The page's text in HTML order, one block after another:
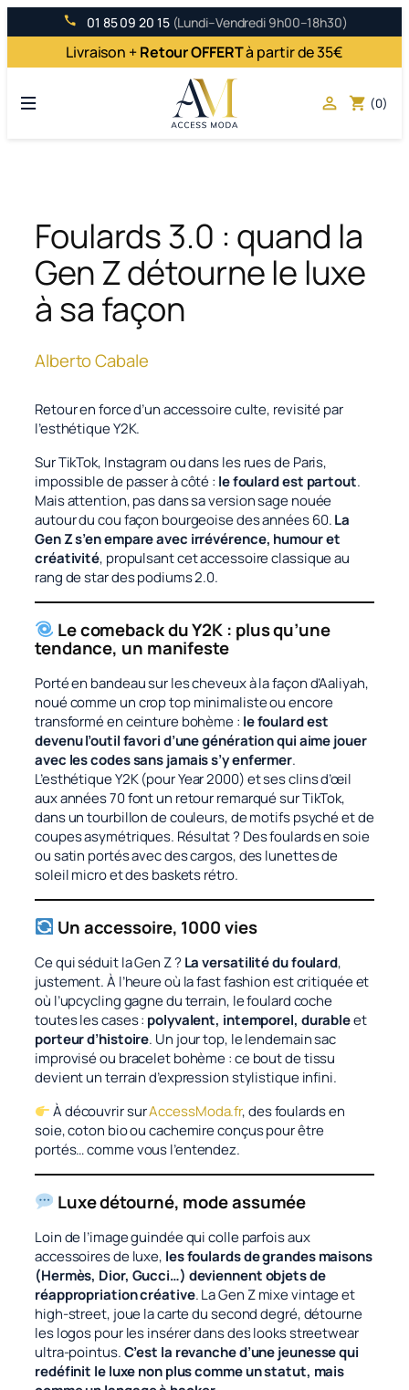
au
contenu
01 85 09 20 15 (Lundi–Vendredi 9h00–18h30)
Livraison +Retour OFFERTà partir de 35€
 shopping_cart (0)
Foulards 3.0 : quand la
Gen Z détourne le luxe
à sa façon
Alberto Cabale
Retour en force d’un accessoire culte, revisité par
l’esthétique Y2K.
Sur TikTok, Instagram ou dans les rues de Paris,
impossible de passer à côté : le foulard est partout.
Mais attention, pas dans sa version sage nouée
autour du cou façon bourgeoise des années 60.La
Gen Z s’en empare avec irrévérence, humour et
créativité, propulsant cet accessoire classique au
rang de star des podiums 2.0.
Le comeback du Y2K : plus qu’une
tendance, un manifeste
Porté en bandeau sur les cheveux à la façon d’Aaliyah,
noué comme un crop top minimaliste ou encore
transformé en ceinture bohème : le foulard est
devenu l’outil favori d’une génération qui aime jouer
avec les codes sans jamais s’y enfermer.
L’esthétique Y2K (pourYear 2000) et ses clins d’œil
aux années 70 font un retour remarqué sur TikTok,
dans un tourbillon de couleurs, de motifs psyché et de
coupes asymétriques. Résultat ? Des foulards en soie
ou satin portés avec des cargos, des lunettes de
soleil micro et des baskets rétro.
Un accessoire, 1000 vies
Ce qui séduit la Gen Z ? La versatilité du foulard,
justement. À l’heure où la fast fashion est critiquée et
où l’upcycling gagne du terrain, le foulard coche
toutes les cases : polyvalent, intemporel, durableet
porteur d’histoire. Un jour top, le lendemain sac
improvisé ou bracelet bohème : ce bout de tissu
devient un terrain d’expression stylistique infini.
À découvrir surAccessModa.fr, des foulards en
soie, coton bio ou cachemire conçus pour être
portés… comme vous l’entendez.
Luxe détourné, mode assumée
Loin de l’image guindée qui colle parfois aux
accessoires de luxe, les foulards de grandes maisons
(Hermès, Dior, Gucci…) deviennent objets de
réappropriation créative. La Gen Z mixe vintage et
high-street, joue la carte du second degré, détourne
les logos pour les insérer dans des looks streetwear
ultra-pointus.C’est la revanche d’une jeunesse qui
redéfinit le luxe non plus comme un statut, mais